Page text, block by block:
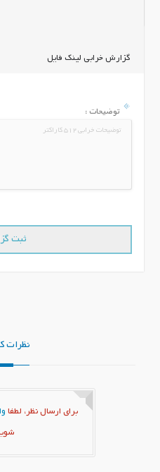
گزارش خرابی لینک فایل
توضیحات :
نظرات
برای ارسال نظر، لطفا